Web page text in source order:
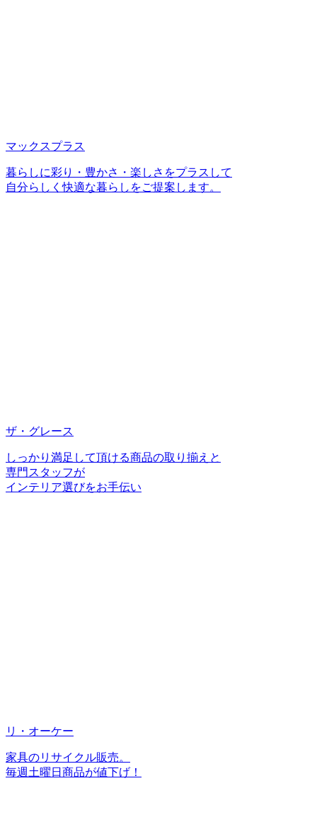
マックスプラス
暮らしに彩り・豊かさ・楽しさをプラスして
自分らしく快適な暮らしをご提案します。
ザ・グレース
しっかり満足して頂ける商品の取り揃えと
専門スタッフが
インテリア選びをお手伝い
リ・オーケー
家具のリサイクル販売。
毎週土曜日商品が値下げ！